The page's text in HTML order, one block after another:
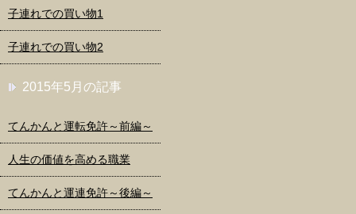
子連れでの買い物1
子連れでの買い物2
2015年5月の記事
てんかんと運転免許～前編～
人生の価値を高める職業
てんかんと運連免許～後編～